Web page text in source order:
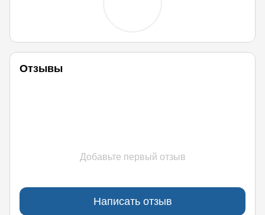
Отзывы
Добавьте первый отзыв
Написать отзыв